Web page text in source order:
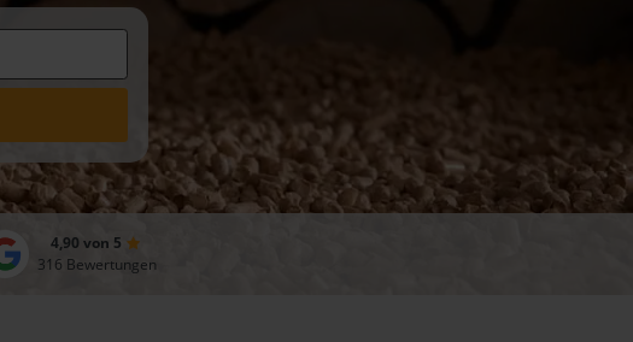
4,90 von 5
316 Bewertungen